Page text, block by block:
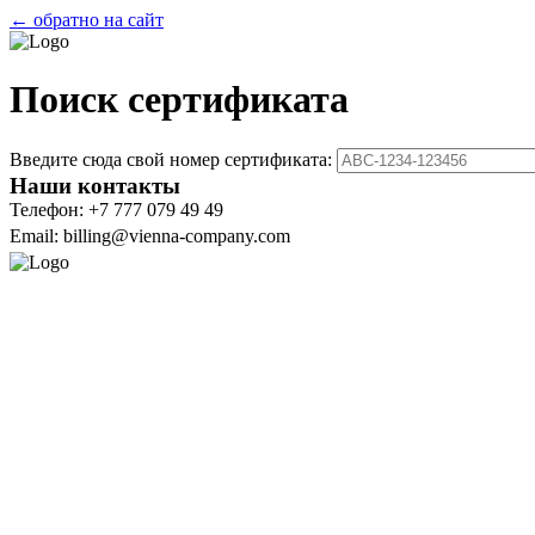
← обратно на сайт
Поиск сертификата
Введите сюда свой номер сертификата:
Наши контакты
Телефон: +7 777 079 49 49
Email: billing@vienna-company.com